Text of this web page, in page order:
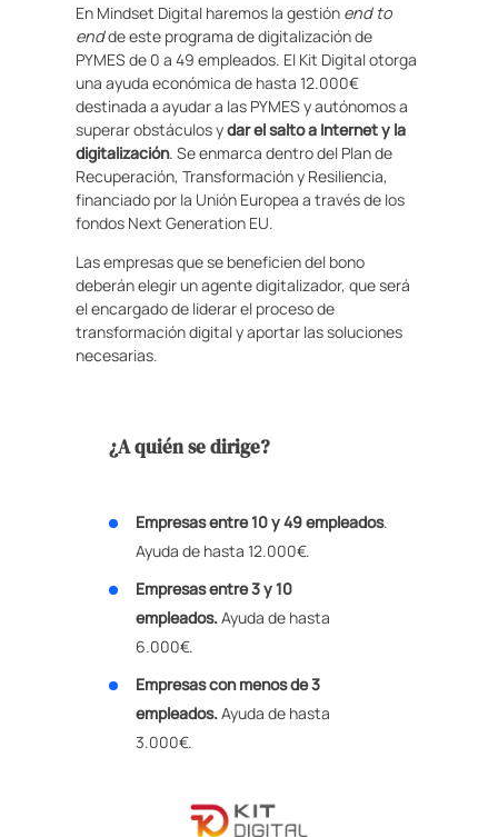
En Mindset Digital haremos la gestión end to
endde este programa de digitalización de
PYMES de 0 a 49 empleados. El Kit Digital otorga
una ayuda económica de hasta 12.000€
destinada a ayudar a las PYMES y autónomos a
superar obstáculos ydar el salto a Internet y la
digitalización. Se enmarca dentro del Plan de
Recuperación, Transformación y Resiliencia,
financiado por la Unión Europea a través de los
fondos Next Generation EU.
Las empresas que se beneficien del bono
deberán elegir un agente digitalizador, que será
el encargado de liderar el proceso de
transformación digital y aportar las soluciones
necesarias.
¿A quién se dirige?
Empresas entre 10 y 49 empleados.
Ayuda de hasta 12.000€.
Empresas entre 3 y 10
empleados.Ayuda de hasta
6.000€.
Empresas con menos de 3
empleados.Ayuda de hasta
3.000€.